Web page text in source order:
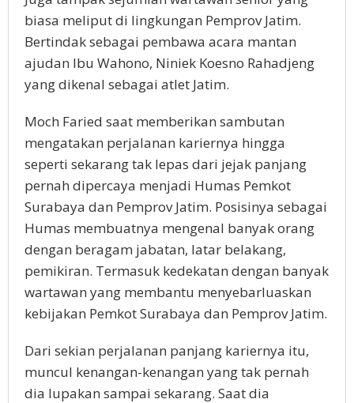
biasa meliput di lingkungan Pemprov Jatim.
Bertindak sebagai pembawa acara mantan
ajudan Ibu Wahono, Niniek Koesno Rahadjeng
yang dikenal sebagai atlet Jatim.
Moch Faried saat memberikan sambutan
mengatakan perjalanan kariernya hingga
seperti sekarang tak lepas dari jejak panjang
pernah dipercaya menjadi Humas Pemkot
Surabaya dan Pemprov Jatim. Posisinya sebagai
Humas membuatnya mengenal banyak orang
dengan beragam jabatan, latar belakang,
pemikiran. Termasuk kedekatan dengan banyak
wartawan yang membantu menyebarluaskan
kebijakan Pemkot Surabaya dan Pemprov Jatim.
Dari sekian perjalanan panjang kariernya itu,
muncul kenangan-kenangan yang tak pernah
dia lupakan sampai sekarang. Saat dia